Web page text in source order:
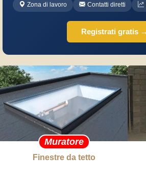
Zona di lavoro Contatti diretti
Registrati gratis →
Muratore
Finestre da tetto